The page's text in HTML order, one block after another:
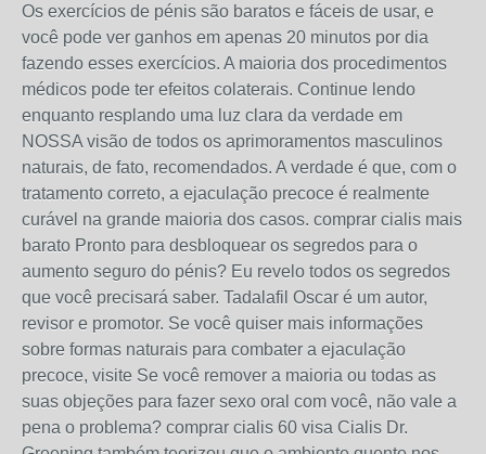
Os exercícios de pénis são baratos e fáceis de usar, e
você pode ver ganhos em apenas 20 minutos por dia
fazendo esses exercícios. A maioria dos procedimentos
médicos pode ter efeitos colaterais. Continue lendo
enquanto resplando uma luz clara da verdade em
NOSSA visão de todos os aprimoramentos masculinos
naturais, de fato, recomendados. A verdade é que, com o
tratamento correto, a ejaculação precoce é realmente
curável na grande maioria dos casos. comprar cialis mais
barato Pronto para desbloquear os segredos para o
aumento seguro do pénis? Eu revelo todos os segredos
que você precisará saber. Tadalafil Oscar é um autor,
revisor e promotor. Se você quiser mais informações
sobre formas naturais para combater a ejaculação
precoce, visite Se você remover a maioria ou todas as
suas objeções para fazer sexo oral com você, não vale a
pena o problema? comprar cialis 60 visa Cialis Dr.